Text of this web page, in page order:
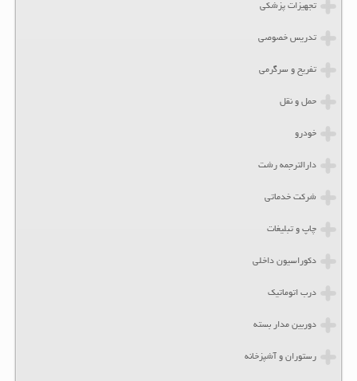
تجهیزات پزشکی
تدریس خصوصی
تفریح و سرگرمی
حمل و نقل
خودرو
دارالترجمه رشت
شرکت خدماتی
چاپ و تبلیغات
دکوراسیون داخلی
درب اتوماتیک
دوربین مدار بسته
رستوران و آشپزخانه